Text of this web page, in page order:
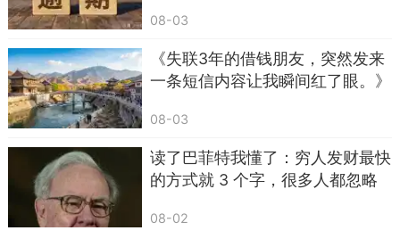
一个人的事，发现可疑短信、骗局线索，不妨转发
给家人、邻里、朋友，互相提醒、彼此监督。
提高警惕，摒弃侥幸心理，守住不点陌生链接
这道底线，就能避开绝大多数网络陷阱，安心享受
便捷的数字生活。
08-03
《失联3年的借钱朋友，突然发来
一条短信内容让我瞬间红了眼。》
08-03
读了巴菲特我懂了：穷人发财最快
的方式就 3 个字，很多人都忽略
08-02